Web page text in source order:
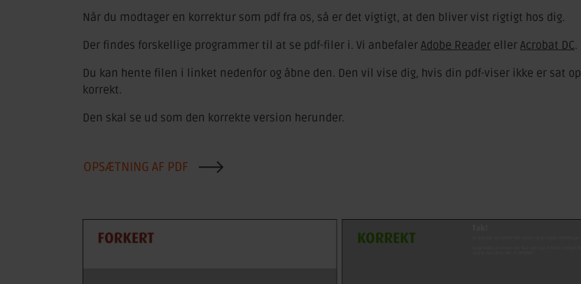
Når du modtager en korrektur som pdf fra os, så er det vigtigt, at den bliver vist rigtigt hos dig.
Der findes forskellige programmer til at se pdf-filer i. Vi anbefaler Adobe Reader eller Acrobat DC.
Du kan hente filen i linket nedenfor og åbne den. Den vil vise dig, hvis din pdf-viser ikke er sat op
korrekt.
Den skal se ud som den korrekte version herunder.
OPSÆTNING AF PDF